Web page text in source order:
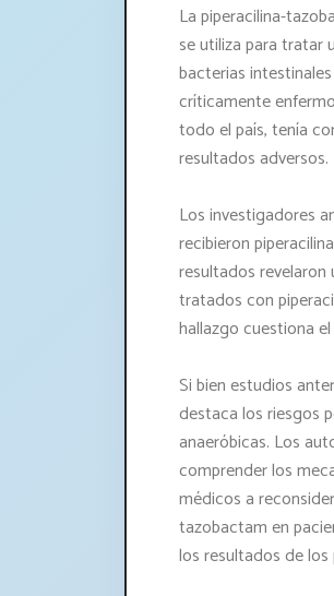
La piperacilina-
se utiliza para tratar
bacterias
críticamente
todo el país, tenía
resultados adversos.
Los investigadores
recibieron
resultados
tratados con
hallazgo cuestiona
Si bien estudios
destaca los riesgos
anaeróbicas. Los
comprender los
médicos a
tazobactam en
los resultados de los